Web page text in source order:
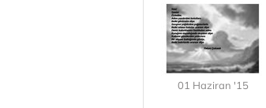
01 Haziran '15